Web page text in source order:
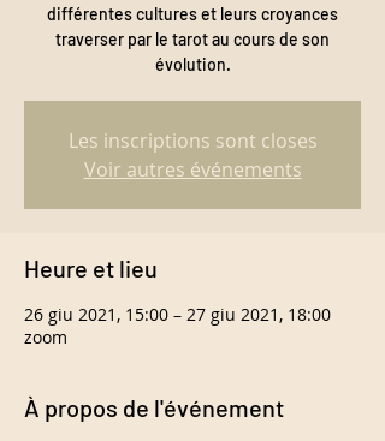
différentes cultures et leurs croyances
traverser par le tarot au cours de son
évolution.
Les inscriptions sont closes
Voir autres événements
Heure et lieu
26 giu 2021, 15:00 – 27 giu 2021, 18:00
zoom
À propos de l'événement